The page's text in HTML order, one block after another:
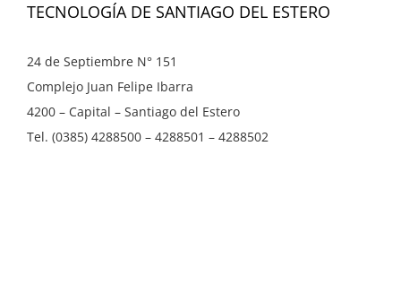
TECNOLOGÍA DE SANTIAGO DEL ESTERO
24 de Septiembre N° 151
Complejo Juan Felipe Ibarra
4200 – Capital – Santiago del Estero
Tel. (0385) 4288500 – 4288501 – 4288502